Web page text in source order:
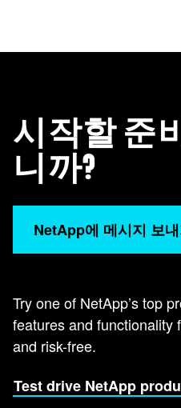
시작할 준
니까?
NetApp에 메시지 보
Try one of NetApp’s top
features and functionality
and risk-free.
Test drive NetApp